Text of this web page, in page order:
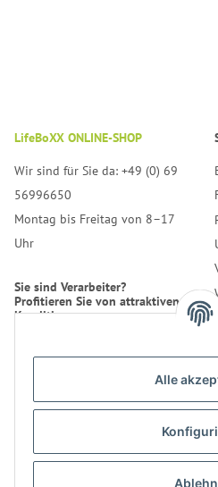
Alle
LifeBoXX ONLINE-SHOP
Wir sind für Sie da: +49 (0) 69
56996650
Montag bis Freitag von 8–17
Uhr
Sie sind Verarbeiter?
Profitieren Sie von attraktiven
Konditionen.
USt., zzgl.Versand
LifeBoXX GmbH